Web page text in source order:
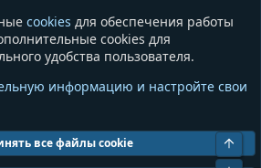
Разное
Общая информация
Пожертвования
cookies для обеспечения работы
cookies для
удобства пользователя.
информацию и настройте свои
все файлы cookie